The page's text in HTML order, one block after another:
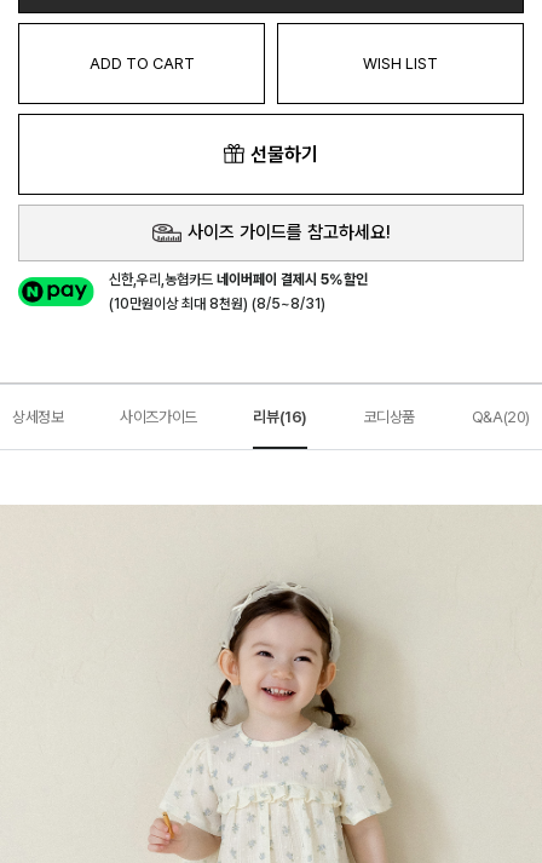
ADD TO CART WISH LIST
선물하기
사이즈 가이드를 참고하세요!
신한,우리,농협카드네이버페이 결제시 5%할인
(10만원이상 최대 8천원) (8/5~8/31)
상세정보 사이즈가이드 리뷰(16) 코디상품 Q&A(20)